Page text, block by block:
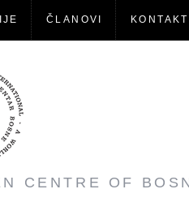
ČLANOVI KONTAKT
CENTRE OF